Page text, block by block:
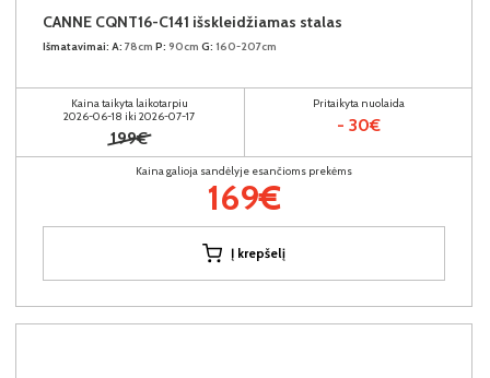
CANNE CQNT16-C141 išskleidžiamas stalas
Išmatavimai: A: 78cm P: 90cm G: 160-207cm
Kaina taikyta laikotarpiu
2026-06-18 iki 2026-07-17
199€
Pritaikyta nuolaida
- 30€
Kaina galioja sandėlyje esančioms prekėms
169€
Į krepšelį